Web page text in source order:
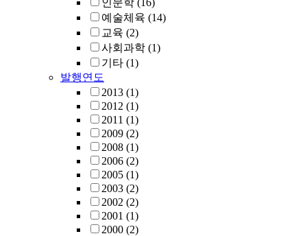
인문학 (16)
예술체육 (14)
교육 (2)
사회과학 (1)
기타 (1)
발행연도
2013 (1)
2012 (1)
2011 (1)
2009 (2)
2008 (1)
2006 (2)
2005 (1)
2003 (2)
2002 (2)
2001 (1)
2000 (2)